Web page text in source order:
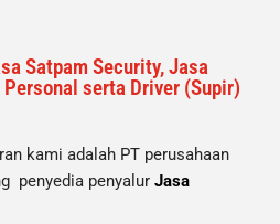
Satpam Security, Jasa
serta Driver (Supir)
kami adalah PT perusahaan
penyedia penyalur Jasa